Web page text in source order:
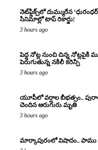
నెట్‌ఫ్లిక్స్‌లో దుమ్మురేన
సినిమాల్లో టాప్ రికార్డు!
3 hours ago
పెద్ద నోట్ల నుంచి చిన్న
పెరుగుతున్న నకిలీ కరెన్సీ
3 hours ago
యూపీలో వర్షాల బీభత్సం..
చెందిన ఆరుగురు మృతి
3 hours ago
మార్కాపురంలో విషాదం..